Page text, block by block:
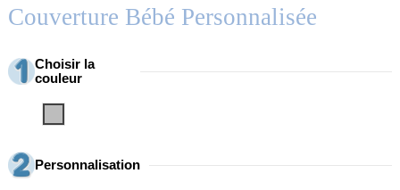
Couverture Bébé Personnalisée
Choisir la
couleur
Personnalisation